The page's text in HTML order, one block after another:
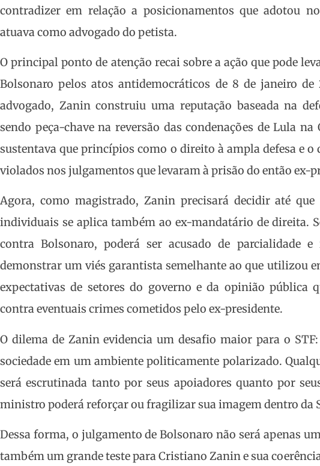
contradizer em relação a posicionamentos que adotou
atuava como advogado do petista.
O principal ponto de atenção recai sobre a ação que pode
Bolsonaro pelos atos antidemocráticos de 8 de janeiro de
advogado, Zanin construiu uma reputação baseada na
sendo peça-chave na reversão das condenações de Lula na
sustentava que princípios como o direito à ampla defesa e
violados nos julgamentos que levaram à prisão do então ex-
Agora, como magistrado, Zanin precisará decidir até
individuais se aplica também ao ex-mandatário de direita.
contra Bolsonaro, poderá ser acusado de parcialidade
demonstrar um viés garantista semelhante ao que utilizou
expectativas de setores do governo e da opinião pública
contra eventuais crimes cometidos pelo ex-presidente.
O dilema de Zanin evidencia um desafio maior para o
sociedade em um ambiente politicamente polarizado.
será escrutinada tanto por seus apoiadores quanto por
ministro poderá reforçar ou fragilizar sua imagem dentro da
Dessa forma, o julgamento de Bolsonaro não será apenas
também um grande teste para Cristiano Zanin e sua